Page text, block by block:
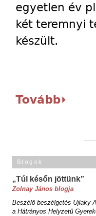
egyetlen év
két teremnyi
készült.
Tovább
Blogok
„Túl későn jöttünk”
Zolnay János blogja
Beszélő-beszélgetés Ujlaky
a Hátrányos Helyzetű